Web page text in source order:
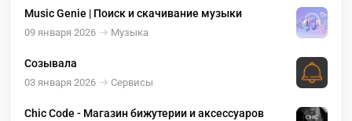
Music Genie | Поиск и скачивание музыки
09 января 2026 Музыка
Созывала
03 января 2026 Сервисы
Chic Code - Магазин бижутерии и аксессуаров